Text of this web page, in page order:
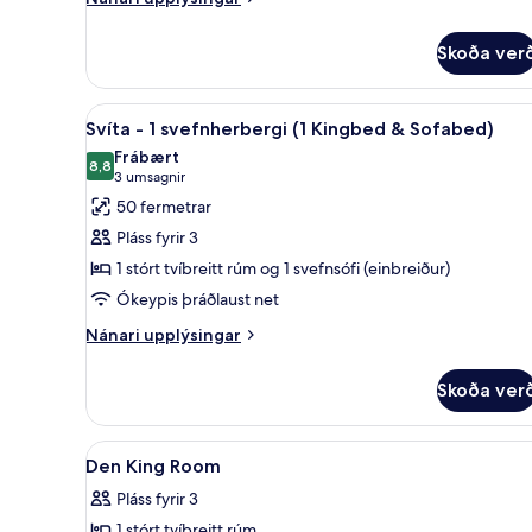
Skoða
Skoða
allar
myndir
fyrir
Svíta
-
1
svefnherbergi
(1
Sofabed)
Rúmföt af bestu gerð, rúm
7
Svíta - 1 svefnherbergi (1 Kingbed & Sofabed)
8,88,8 af 10
Frábært
3 umsagnir
(3
umsagnir)
50 fermetrar
Pláss fyrir 3
1 stórt tvíbreitt rúm og 1 svefnsófi (einbreiður)
Ókeypis þráðlaust net
Nánari upplýsingar
Nánari
-
svefnherbergi
Kingbed
&
Skoða
Skoða
allar
myndir
Rúmföt af bestu gerð, rúm
5
Den King Room
Pláss fyrir 3